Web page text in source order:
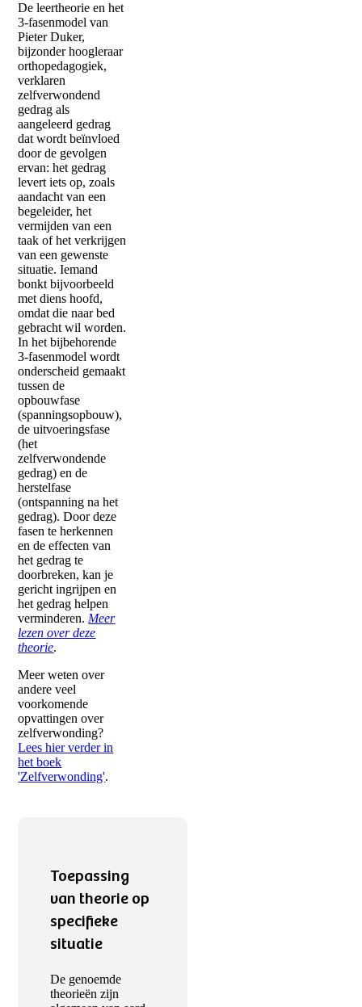
De leertheorie en het
3-fasenmodel van
Pieter Duker,
bijzonder hoogleraar
orthopedagogiek,
verklaren
zelfverwondend
gedrag als
aangeleerd gedrag
dat wordt beïnvloed
door de gevolgen
ervan: het gedrag
levert iets op, zoals
aandacht van een
begeleider, het
vermijden van een
taak of het verkrijgen
van een gewenste
situatie. Iemand
bonkt bijvoorbeeld
met diens hoofd,
omdat die naar bed
gebracht wil worden.
In het bijbehorende
3-fasenmodel wordt
onderscheid gemaakt
tussen de
opbouwfase
(spanningsopbouw),
de uitvoeringsfase
(het
zelfverwondende
gedrag) en de
herstelfase
(ontspanning na het
gedrag). Door deze
fasen te herkennen
en de effecten van
het gedrag te
doorbreken, kan je
gericht ingrijpen en
het gedrag helpen
verminderen. Meer
lezen over deze
theorie.
Meer weten over
andere veel
voorkomende
opvattingen over
zelfverwonding?
Lees hier verder in
het boek
'Zelfverwonding'.
Toepassing
van theorie op
specifieke
situatie
De genoemde
theorieën zijn